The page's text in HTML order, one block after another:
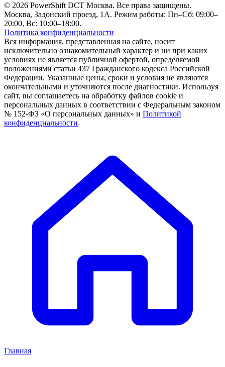
© 2026 PowerShift DCT Москва. Все права защищены.
Москва, Задонский проезд, 1А. Режим работы: Пн–Сб: 09:00–
20:00, Вс: 10:00–18:00.
Политика конфиденциальности
Вся информация, представленная на сайте, носит
исключительно ознакомительный характер и ни при каких
условиях не является публичной офертой, определяемой
положениями статьи 437 Гражданского кодекса Российской
Федерации. Указанные цены, сроки и условия не являются
окончательными и уточняются после диагностики. Используя
сайт, вы соглашаетесь на обработку файлов cookie и
персональных данных в соответствии с Федеральным законом
№ 152-ФЗ «О персональных данных» и Политикой
конфиденциальности.
Главная